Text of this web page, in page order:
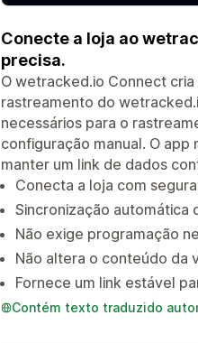
Conecte a loja ao
precisa.
O wetracked.io Connect
rastreamento do
necessários para o
configuração manual. O
manter um link de dados
Conecta a loja com
Sincronização automática
Não exige programação
Não altera o conteúdo da
Fornece um link estável
Contém texto traduzido